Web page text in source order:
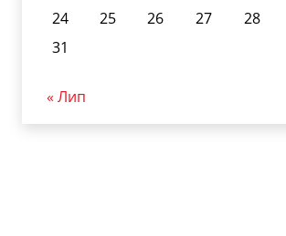
24
25 26 27 28
31
« Лип